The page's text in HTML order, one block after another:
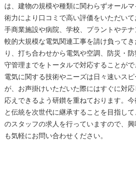
は、建物の規模や種類に関わらずオール
術力により口コミで高い評価をいただい
手商業施設や病院、学校、プラントやテ
較的大規模な電気関連工事を請け負って
り、打ち合わせから電気や空調、防災・
守管理までをトータルで対応することがで
電気に関する技術やニーズは日々速いス
が、お声掛けいただいた際にはすぐに対
応えできるよう研鑚を重ねております。
と伝統を次世代に継承することを目指して、
のスタッフの求人を行っていますので、
も気軽にお問い合わせください。